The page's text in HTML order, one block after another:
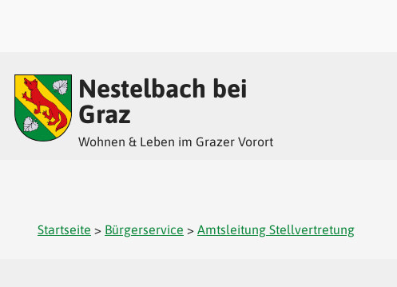
Accesskey
Accesskey
Accesskey Nestelbach bei
Graz
Wohnen & Leben im Grazer Vorort
Startseite > Bürgerservice > Amtsleitung Stellvertretung